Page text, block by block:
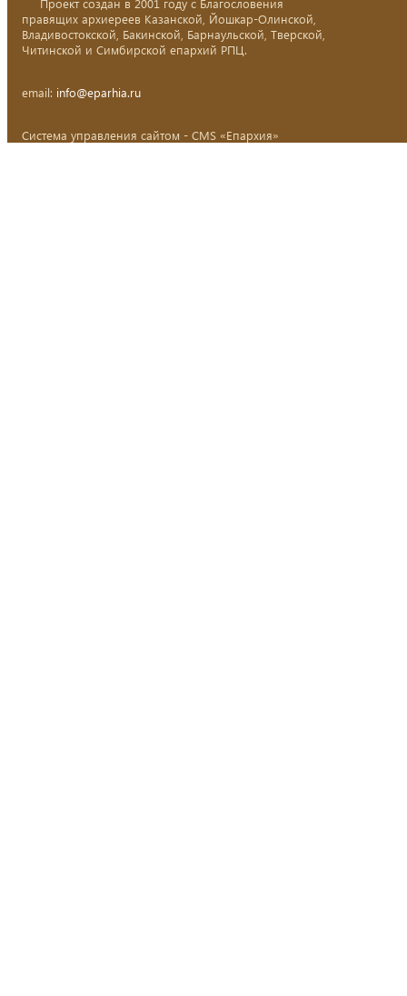
правящих архиереев Казанской, Йошкар-Олинской,
Владивостокской, Бакинской, Барнаульской, Тверской,
Читинской и Симбирской епархий РПЦ.
email: info@eparhia.ru
Система управления сайтом - CMS «Епархия»